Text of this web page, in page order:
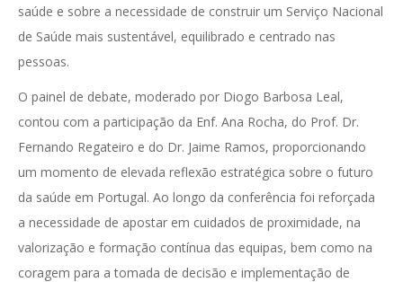
saúde e sobre a necessidade de construir um Serviço Nacional
de Saúde mais sustentável, equilibrado e centrado nas
pessoas.
O painel de debate, moderado por Diogo Barbosa Leal,
contou com a participação da Enf. Ana Rocha, do Prof. Dr.
Fernando Regateiro e do Dr. Jaime Ramos, proporcionando
um momento de elevada reflexão estratégica sobre o futuro
da saúde em Portugal. Ao longo da conferência foi reforçada
a necessidade de apostar em cuidados de proximidade, na
valorização e formação contínua das equipas, bem como na
coragem para a tomada de decisão e implementação de